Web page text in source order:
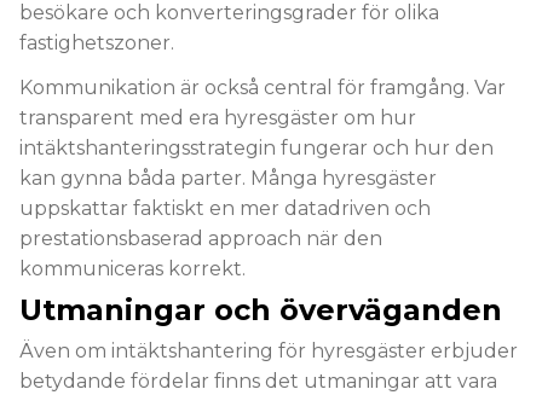
besökare och konverteringsgrader för olika
fastighetszoner.
Kommunikation är också central för framgång. Var
transparent med era hyresgäster om hur
intäktshanteringsstrategin fungerar och hur den
kan gynna båda parter. Många hyresgäster
uppskattar faktiskt en mer datadriven och
prestationsbaserad approach när den
kommuniceras korrekt.
Utmaningar och överväganden
Även om intäktshantering för hyresgäster erbjuder
betydande fördelar finns det utmaningar att vara